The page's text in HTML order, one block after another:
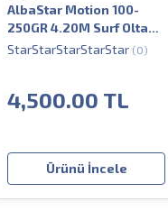
AlbaStar Motion 100-
250GR 4.20M Surf Olta
Kamışı
(0)
4,500.00 TL
Ürünü İncele